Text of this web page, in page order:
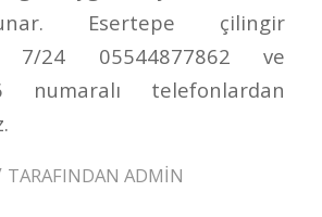
Esertepe çilingir
7/24 05544877862 ve
numaralı telefonlardan
TARAFINDAN ADMIN